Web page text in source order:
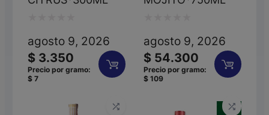
con
0
de
agosto 9, 2026
$ 3.350
Precio por gramo:
$ 7
con
0
de
agosto 9, 2026
$ 54.300
Precio por gramo:
$ 109